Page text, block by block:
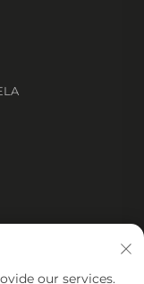
our services.